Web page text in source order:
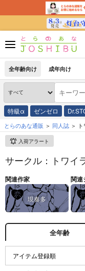
全年齢向け 成年向け
特級α ゼンゼロ
とらのあな通販 同人誌
入荷アラート
サークル：トワイ
関連作家
現奏多
関連
全年齢